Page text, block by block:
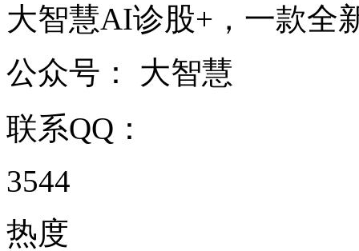
大智慧AI诊股+，一款全
公众号： 大智慧
联系QQ：
3544
热度